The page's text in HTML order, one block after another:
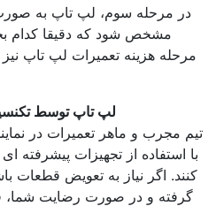
سوم، لپ تاپ به صورت
مشخص شود که دقیقا کدام بخش ها
هزینه تعمیرات لپ تاپ نیز به
لپ تاپ توسط تکنسین
و ماهر تعمیرات در نمایندگی
از تجهیزات پیشرفته ای که در
اگر نیاز به تعویض قطعات باشد،
و در صورت رضایت شما، قطعه